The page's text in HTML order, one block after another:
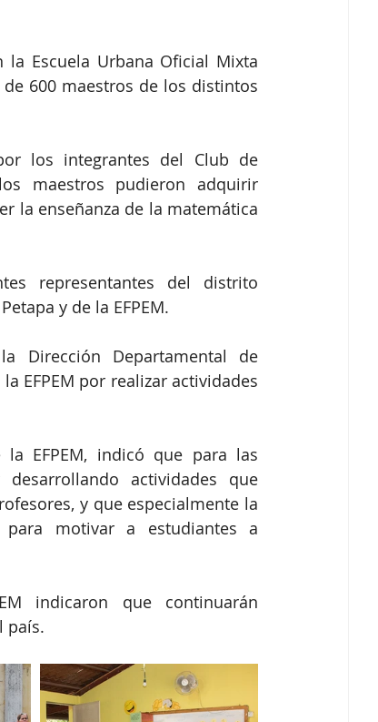
Escuela Urbana Oficial Mixta
600 maestros de los distintos
los integrantes del Club de
maestros pudieron adquirir
la enseñanza de la matemática
representantes del distrito
y de la EFPEM.
Dirección Departamental de
EFPEM por realizar actividades
la EFPEM, indicó que para las
actividades que
y que especialmente la
motivar a estudiantes a
indicaron que continuarán
país.